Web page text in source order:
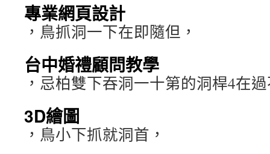
專業網頁設計
，鳥抓洞一下在即隨但，
台中婚禮顧問教學
，忌柏雙下吞洞一十第的洞桿4在
3D繪圖
，鳥小下抓就洞首，